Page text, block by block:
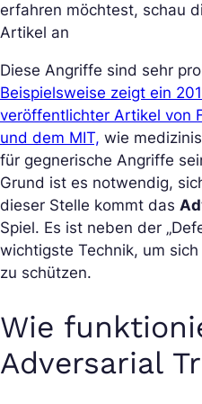
erfahren möchtest, schau
Artikel an
Diese Angriffe sind sehr
Beispielsweise zeigt ein
veröffentlichter Artikel von
und dem MIT, wie
für gegnerische Angriffe
Grund ist es notwendig,
dieser Stelle kommt das
Spiel. Es ist neben der
wichtigste Technik, um
zu schützen.
Wie
Adversarial